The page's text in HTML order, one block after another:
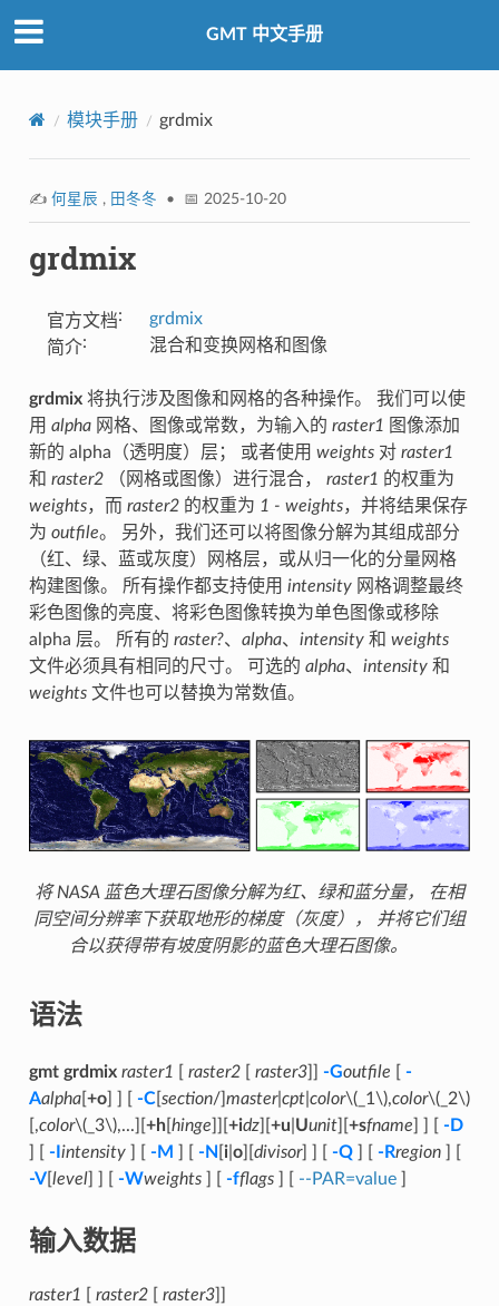
GMT 中文手册
模块手册 grdmix
✍️ 何星辰 , 田冬冬 • 📅 2025-10-20
grdmix
官方文档:
grdmix
简介: 混合和变换网格和图像
grdmix将执行涉及图像和网格的各种操作。 我们可以使
用 alpha网格、图像或常数，为输入的 raster1 图像添加
新的 alpha（透明度）层； 或者使用 weights对 raster1
和 raster2（网格或图像）进行混合， raster1 的权重为
weights，而 raster2的权重为 1 - weights，并将结果保存
为 outfile。 另外，我们还可以将图像分解为其组成部分
（红、绿、蓝或灰度）网格层，或从归一化的分量网格
构建图像。 所有操作都支持使用 intensity网格调整最终
彩色图像的亮度、将彩色图像转换为单色图像或移除
alpha 层。 所有的 raster?、 alpha、 intensity和 weights
文件必须具有相同的尺寸。 可选的 alpha、 intensity和
weights文件也可以替换为常数值。
将 NASA 蓝色大理石图像分解为红、绿和蓝分量， 在相
同空间分辨率下获取地形的梯度（灰度）， 并将它们组
合以获得带有坡度阴影的蓝色大理石图像。
语法
gmt grdmix raster1 raster2[ raster3]] -Goutfile
-
Aalpha[ +o] ] [ -C[ section/] master|cpt| color\(_1\),color\(_2\)
[,color\(_3\),...][ +h[ hinge +idz][ +u Uunit][ +sfname
-D
-I intensity] [ -M -N i| o][ divisor] ] [ -Q] [ -Rregion] [
-V[ level] ] [ -Wweights] [ -fflags] [ --PAR=value]
输入数据
raster1 raster2[ raster3]]